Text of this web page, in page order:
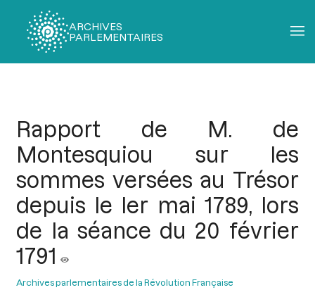
ARCHIVES
PARLEMENTAIRES
Rapport de M. de
Montesquiou sur les
sommes versées au Trésor
depuis le ler mai 1789, lors
de la séance du 20 février
1791
Archives parlementaires de la Révolution Française